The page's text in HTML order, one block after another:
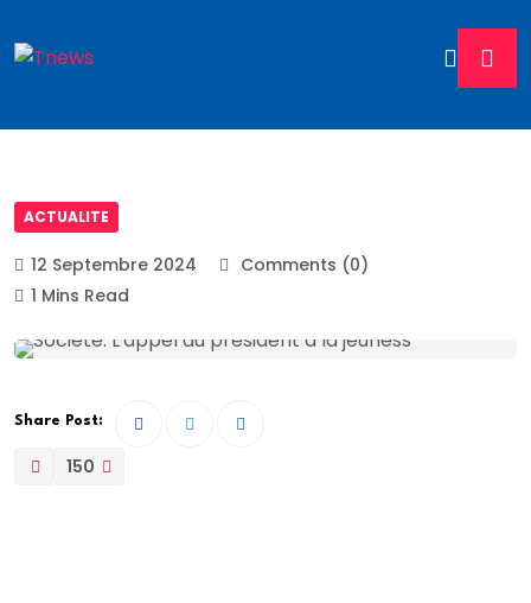
ACTUALITE
12 Septembre 2024
Comments (0)
1 Mins Read
Share Post:
150